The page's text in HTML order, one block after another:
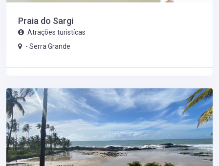
Praia do Sargi
Atrações turistícas
- Serra Grande